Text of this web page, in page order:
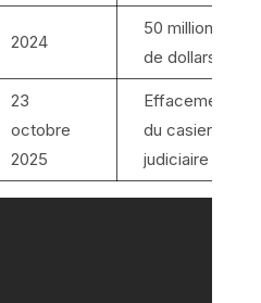
2024
50 millions
de dollars
23
octobre
2025
Effacement
du casier
judiciaire